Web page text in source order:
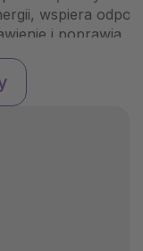
wspiera odporność,
i poprawia
sportową.
pożywny, łatwo
i możesz